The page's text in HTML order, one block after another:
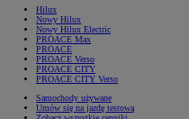
Hilux
Nowy Hilux
Nowy Hilux Electric
PROACE Max
PROACE
PROACE Verso
PROACE CITY
PROACE CITY Verso
Samochody używane
Umów się na jazdę testową